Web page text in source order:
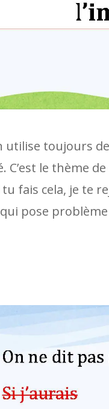
utilise toujours
C’est le thème
tu fais cela, je te
qui pose